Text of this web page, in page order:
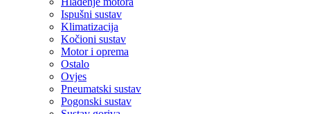
Ispušni sustav
Klimatizacija
Kočioni sustav
Motor i oprema
Ostalo
Ovjes
Pneumatski sustav
Pogonski sustav